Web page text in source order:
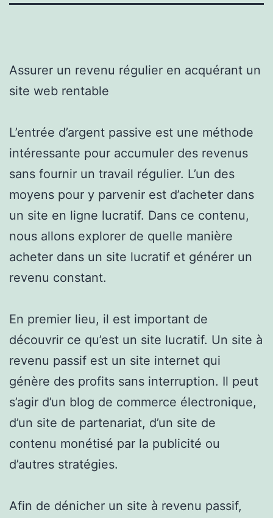
Assurer un revenu régulier en acquérant un
site web rentable
L’entrée d’argent passive est une méthode
intéressante pour accumuler des revenus
sans fournir un travail régulier. L’un des
moyens pour y parvenir est d’acheter dans
un site en ligne lucratif. Dans ce contenu,
nous allons explorer de quelle manière
acheter dans un site lucratif et générer un
revenu constant.
En premier lieu, il est important de
découvrir ce qu’est un site lucratif. Un site à
revenu passif est un site internet qui
génère des profits sans interruption. Il peut
s’agir d’un blog de commerce électronique,
d’un site de partenariat, d’un site de
contenu monétisé par la publicité ou
d’autres stratégies.
Afin de dénicher un site à revenu passif,